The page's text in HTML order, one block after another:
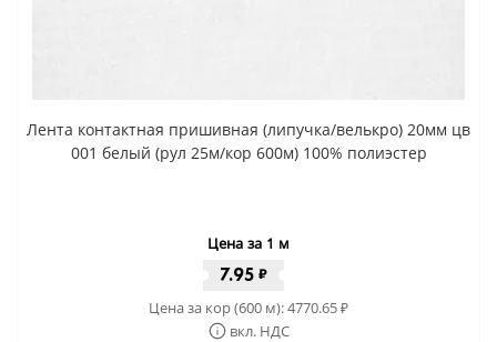
Лента контактная пришивная (липучка/велькро) 20мм цв
001 белый (рул 25м/кор 600м) 100% полиэстер
Цена за 1 м
7.95 ₽
Цена за кор (600 м):4770.65₽
вкл. НДС